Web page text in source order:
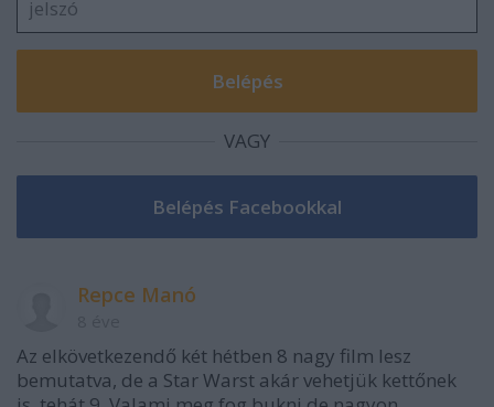
VAGY
Repce Manó
Az elkövetkezendő két hétben 8 nagy film lesz
bemutatva, de a Star Warst akár vehetjük kettőnek